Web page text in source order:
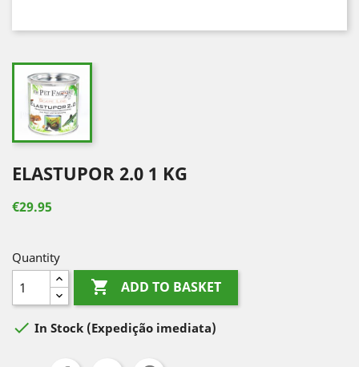
ELASTUPOR 2.0 1 KG
€29.95
Quantity
 ADD TO BASKET
 In Stock (Expedição imediata)